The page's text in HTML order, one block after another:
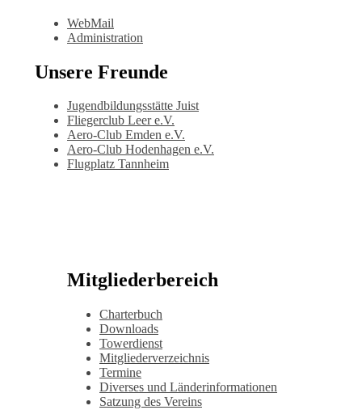
WebMail
Administration
Unsere Freunde
Jugendbildungsstätte Juist
Fliegerclub Leer e.V.
Aero-Club Emden e.V.
Aero-Club Hodenhagen e.V.
Flugplatz Tannheim
Mitgliederbereich
Charterbuch
Downloads
Towerdienst
Mitgliederverzeichnis
Termine
Diverses und Länderinformationen
Satzung des Vereins